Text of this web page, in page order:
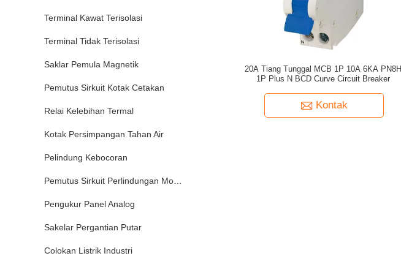
Terminal Kawat Terisolasi
Terminal Tidak Terisolasi
Saklar Pemula Magnetik
Pemutus Sirkuit Kotak Cetakan
Relai Kelebihan Termal
Kotak Persimpangan Tahan Air
Pelindung Kebocoran
Pengukur Panel Analog
Sakelar Pergantian Putar
Colokan Listrik Industri
20A Tiang Tunggal MCB 1P 10A 6KA PN8H
1P Plus N BCD Curve Circuit Breaker
Kontak